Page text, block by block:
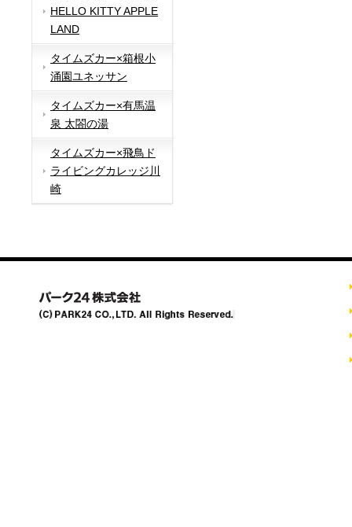
HELLO KITTY APPLE
LAND
タイムズカー×箱根小
涌園ユネッサン
タイムズカー×有馬温
泉 太閤の湯
タイムズカー×飛鳥ド
ライビングカレッジ川
崎